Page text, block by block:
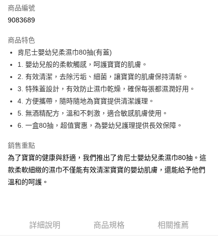
超商取貨付款
Apple Pay
街口支付
悠遊付
Google Pay
AFTEE先享後付
【關於「AFTEE先享後付」】
AFTEE先享後付是「在收到商品之後才付款」的支付方式。 讓您購物簡單
便利好安心！
１．簡單：不需註冊會員、不需綁卡、不需儲值。
２．便利：只要手機號碼，簡訊認證，即可結帳。
結帳頁面，進行簡訊認證並確認金額後，即可完成結帳。
付款後全家取貨
商品編號
9083689
商品特色
肯尼士嬰幼兒柔濕巾80抽(有蓋)
1. 嬰幼兒般的柔軟觸感，呵護寶寶的肌膚。
2. 有效清潔，去除污垢、細菌，讓寶寶的肌膚保持清新。
3. 特殊蓋設計，有效防止濕巾乾燥，確保每張都濕潤好用。
4. 方便攜帶，隨時隨地為寶寶提供清潔護理。
5. 無酒精配方，溫和不刺激，適合敏感肌膚使用。
6. 一盒80抽，超值實惠，為嬰幼兒護理提供長效保障。
銷售重點
為了寶寶的健康與舒適，我們推出了肯尼士嬰幼兒柔濕巾80抽。這
款柔軟細緻的濕巾不僅能有效清潔寶寶的嬰幼肌膚，還能給予他們
溫和的呵護。
詳細說明 商品規格 相關推薦